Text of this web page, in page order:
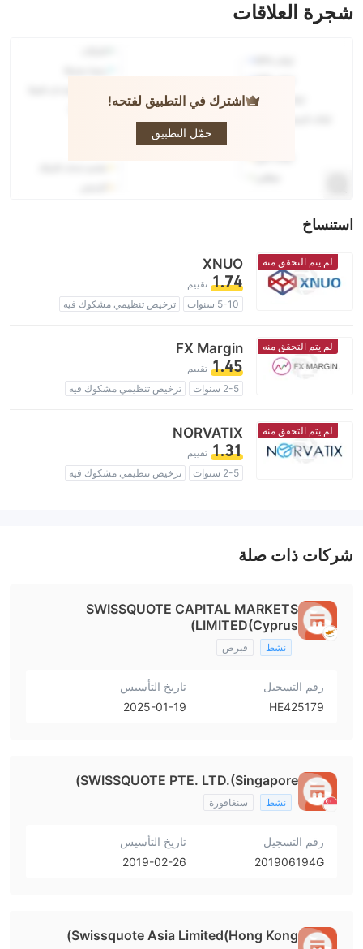
شجرة العلاقات
اشترك في التطبيق لفتحه!
حمّل التطبيق
استنساخ
لم يتم التحقق منه XNUO
1.74 تقييم
5-10 سنوات
ترخيص تنظيمي مشكوك فيه
لم يتم التحقق منه
FX Margin
1.45 تقييم
2-5 سنوات
ترخيص تنظيمي مشكوك فيه
لم يتم التحقق منه
NORVATIX
1.31 تقييم
2-5 سنوات
ترخيص تنظيمي مشكوك فيه
شركات ذات صلة
SWISSQUOTE CAPITAL MARKETS
LIMITED(Cyprus)
نشط قبرص
رقم التسجيل
HE425179
تاريخ التأسيس
2025-01-19
SWISSQUOTE PTE. LTD.(Singapore)
نشط سنغافورة
رقم التسجيل
201906194G
تاريخ التأسيس
2019-02-26
Swissquote Asia Limited(Hong Kong)